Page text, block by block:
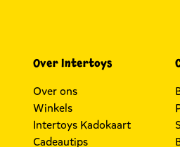
Over Intertoys
Over ons
Winkels
Intertoys Kadokaart
Cadeautips